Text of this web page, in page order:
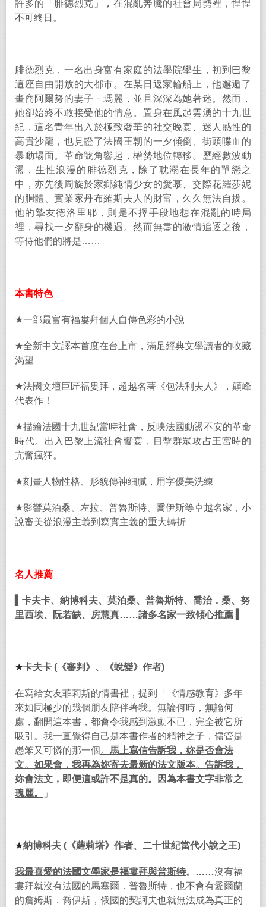
許多的「腓德烈克」，在混亂奔騰的社會局勢裡，惶惶
不可終日。
腓德烈克，一名出身富有家庭的法學院學生，初到巴黎
這座自由開放的大都市。在某日返家輪船上，他邂逅了
畫商阿爾努的妻子－瑪麗，並且深深為她著迷。然而，
她卻始終不敢接受他的情意。置身在風起雲湧的十九世
紀，這名青年出入於極致奢華的社交晚宴、迷人感性的
高貴沙龍，也見證了法國王朝的一夕傾倒、街頭喋血的
暴動場面。革命號角響起，權勢地位轉移。歷經數波動
盪，生性浪漫的腓德烈克，除了耽溺在長年的單戀之
中，亦先後周旋於家鄉純情少女的愛慕、交際花羅莎妮
的胴體、實業家丹布羅斯夫人的財富，久久無法自拔。
他的摯友德洛里耶，則是不擇手段地想在混亂的時局
裡，尋找一夕翻身的機遇。然而無盡的激情追逐之後，
等侍他們的將是……
本書特色
★一部最富有福婁拜個人自傳色彩的小說
★全新中文譯本首度在台上市，滿足經典文學讀者的收藏
渴望
★法國文壇巨匠福婁拜，超越名著《包法利夫人》，顛峰
代表作！
★描繪法國十九世紀當時社會，反映法國動盪不安的革命
時代。出入巴黎上流社會饗宴，目擊群眾攻占王宮時的
亢奮瘋狂。
★刻畫人物性格、形貌傳神細膩，用字優美洗練
★影響莫泊桑、左拉、普魯斯特、喬伊斯等卓越名家，小
說審美從浪漫主義到寫實主義的重大轉折
名人推薦
卡夫卡、納博科夫、莫泊桑、普魯斯特、喬治．桑、努
里西埃、阮若缺、房慧真……諸多名家一致傾心推薦
★卡夫卡 ( 《審判》、《蛻變》作者)
在寫給女友菲莉斯的情書裡，提到「《情感教育》多年
來如同極少的幾個朋友陪伴著我。無論何時，無論何
處，翻開這本書，都會令我感到激動不已，完全被它所
吸引。我一直覺得自己是本書作者的精神之子，儘管是
愚笨又可憐的那一個 。 馬上寫信告訴我，妳是否會法
文。如果會，我再為妳寄去最新的法文版本。告訴我，
妳會法文，即便這或許不是真的。因為本書文字非常之
瑰麗。
」
★納博科夫 ( 《蘿莉塔》作者、二十世紀當代小說之王)
我最喜愛的法國文學家是福婁拜與普斯特。 ……沒有福
婁拜就沒有法國的馬塞爾．普魯斯特，也不會有愛爾蘭
的詹姆斯．喬伊斯，俄國的契訶夫也就無法成為真正的